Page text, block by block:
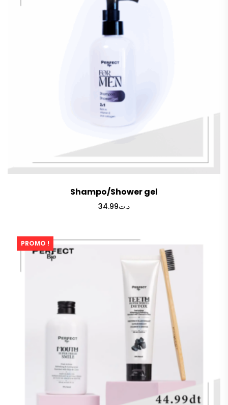
Shampo/Shower gel
د.ت34.99
PROMO !